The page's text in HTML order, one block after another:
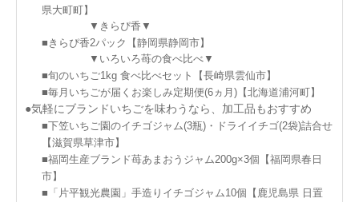
県大町町】
▼きらぴ香▼
■きらぴ香2パック【静岡県静岡市】
▼いろいろ苺の食べ比べ▼
■旬のいちご1kg 食べ比べセット【長崎県雲仙市】
■毎月いちごが届くお楽しみ定期便(6ヵ月)【北海道浦河町】
●気軽にブランドいちごを味わうなら、加工品もおすすめ
■下笠いちご園のイチゴジャム(3瓶)・ドライイチゴ(2袋)詰合せ
【滋賀県草津市】
■福岡生産ブランド苺あまおうジャム200g×3個【福岡県春日
市】
■「片平観光農園」手造りイチゴジャム10個【鹿児島県 日置